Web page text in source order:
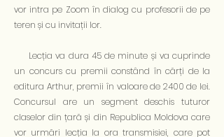
vor intra pe Zoom în dialog cu profesorii de pe
teren și cu invitații lor.
Lecția va dura 45 de minute și va cuprinde
un concurs cu premii constând în cărți de la
editura Arthur, premii în valoare de 2400 de lei.
Concursul are un segment deschis tuturor
claselor din țară și din Republica Moldova care
vor urmări lecția la ora transmisiei, care pot